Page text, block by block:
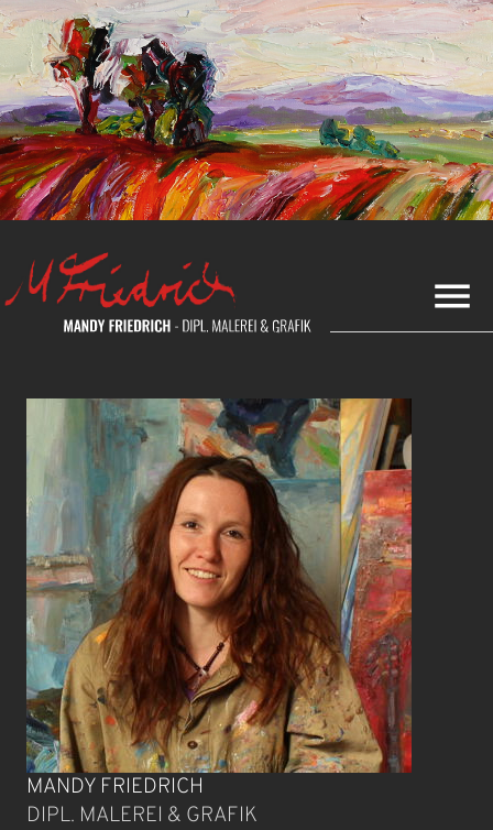
MANDY FRIEDRICH
DIPL. MALEREI & GRAFIK